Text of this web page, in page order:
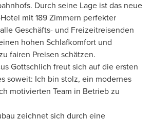
Durch seine Lage ist das neue
mit 189 Zimmern perfekter
Geschäfts- und Freizeitreisenden
hohen Schlafkomfort und
fairen Preisen schätzen.
Gottschlich freut sich auf die ersten
soweit: Ich bin stolz, ein modernes
motivierten Team in Betrieb zu
zeichnet sich durch eine